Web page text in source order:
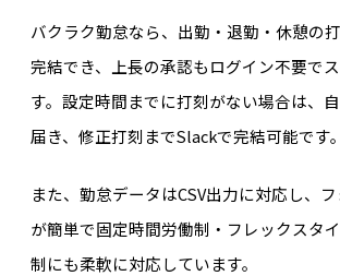
バクラク勤怠なら、出勤・退勤・休憩の
完結でき、上長の承認もログイン不要で
す。設定時間までに打刻がない場合は、
届き、修正打刻までSlackで完結可能です。
また、勤怠データはCSV出力に対応し、
が簡単で固定時間労働制・フレックスタ
制にも柔軟に対応しています。